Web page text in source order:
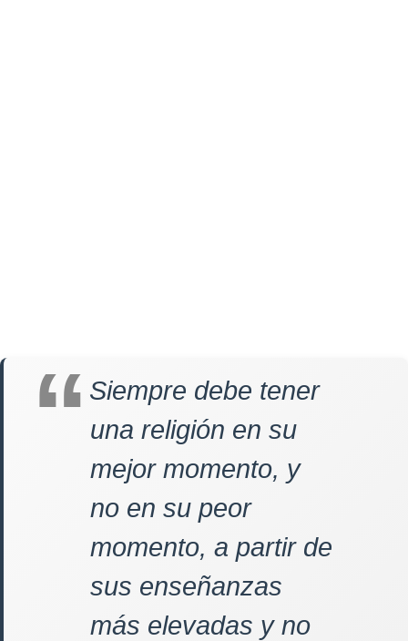
Siempre debe tener
una religión en su
mejor momento, y
no en su peor
momento, a partir de
sus enseñanzas
más elevadas y no